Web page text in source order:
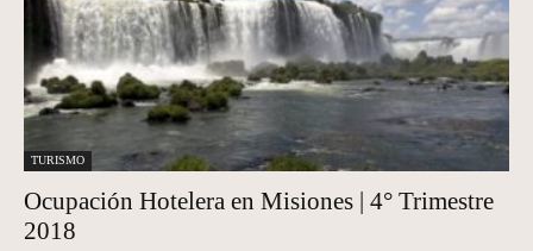
TURISMO
Ocupación Hotelera en Misiones | 4° Trimestre
2018